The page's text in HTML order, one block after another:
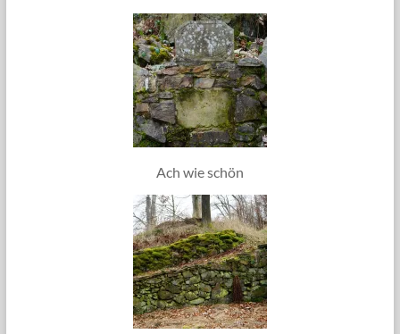
Ach wie schön